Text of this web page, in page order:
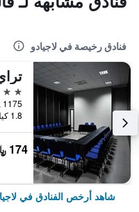
فنادق رخيصة في لاجيادو
3 نجوم
1.8 كيلومتر عن وسط المدينة
174 ﷼
شاهد أرخص الفنادق في